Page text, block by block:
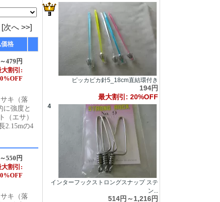
[次へ >>]
格
479円
大割引:
キ（落
に強度と
（エサ）
2.15mの4
550円
大割引:
キ（落
ピッカピカ針5_18cm直結環付き
194円
最大割引: 20%OFF
4
インターフックストロングスナップ ステ
ン...
514円～1,216円